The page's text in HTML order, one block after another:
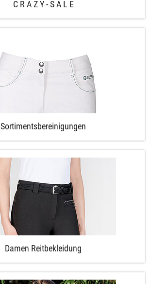
C R A Z Y - S A L E
Sortimentsbereinigungen
Damen Reitbekleidung